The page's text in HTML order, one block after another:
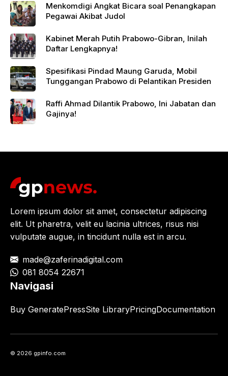
Menkomdigi Angkat Bicara soal Penangkapan
Pegawai Akibat Judol
Kabinet Merah Putih Prabowo-Gibran, Inilah
Daftar Lengkapnya!
Spesifikasi Pindad Maung Garuda, Mobil
Tunggangan Prabowo di Pelantikan Presiden
Raffi Ahmad Dilantik Prabowo, Ini Jabatan dan
Gajinya!
Lorem ipsum dolor sit amet, consectetur adipiscing
elit. Ut pharetra, velit eu lacinia ultrices, risus nisi
vulputate augue, in tincidunt nulla est in arcu.
made@zaferinadigital.com
081 8054 22671
Navigasi
Buy GeneratePressSite LibraryPricingDocumentation
© 2026 gpinfo.com